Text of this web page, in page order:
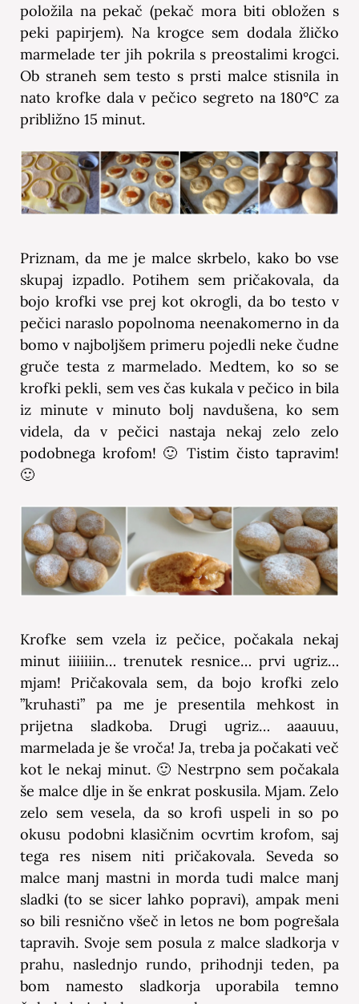
položila na pekač (pekač mora biti obložen s
peki papirjem). Na krogce sem dodala žličko
marmelade ter jih pokrila s preostalimi krogci.
Ob straneh sem testo s prsti malce stisnila in
nato krofke dala v pečico segreto na 180°C za
približno 15 minut.
Priznam, da me je malce skrbelo, kako bo vse
skupaj izpadlo. Potihem sem pričakovala, da
bojo krofki vse prej kot okrogli, da bo testo v
pečici naraslo popolnoma neenakomerno in da
bomo v najboljšem primeru pojedli neke čudne
gruče testa z marmelado. Medtem, ko so se
krofki pekli, sem ves čas kukala v pečico in bila
iz minute v minuto bolj navdušena, ko sem
videla, da v pečici nastaja nekaj zelo zelo
podobnega krofom! 🙂 Tistim čisto tapravim!
🙂
Krofke sem vzela iz pečice, počakala nekaj
minut iiiiiiin… trenutek resnice… prvi ugriz…
mjam! Pričakovala sem, da bojo krofki zelo
”kruhasti” pa me je presentila mehkost in
prijetna sladkoba. Drugi ugriz… aaauuu,
marmelada je še vroča! Ja, treba ja počakati več
kot le nekaj minut. 🙂 Nestrpno sem počakala
še malce dlje in še enkrat poskusila. Mjam. Zelo
zelo sem vesela, da so krofi uspeli in so po
okusu podobni klasičnim ocvrtim krofom, saj
tega res nisem niti pričakovala. Seveda so
malce manj mastni in morda tudi malce manj
sladki (to se sicer lahko popravi), ampak meni
so bili resnično všeč in letos ne bom pogrešala
tapravih. Svoje sem posula z malce sladkorja v
prahu, naslednjo rundo, prihodnji teden, pa
bom namesto sladkorja uporabila temno